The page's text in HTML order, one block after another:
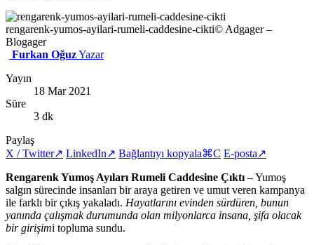
rengarenk-yumos-ayilari-rumeli-caddesine-cikti© Adgager –
Blogager
Furkan OğuzYazar
Yayın
18 Mar 2021
Süre
3 dk
Paylaş
X / Twitter↗ LinkedIn↗ Bağlantıyı kopyala⌘C E-posta↗
Rengarenk Yumoş Ayıları Rumeli Caddesine Çıktı – Yumoş
salgın sürecinde insanları bir araya getiren ve umut veren kampanya
ile farklı bir çıkış yakaladı. Hayatlarını evinden sürdüren, bunun
yanında çalışmak durumunda olan milyonlarca insana, şifa olacak
bir girişimi topluma sundu.